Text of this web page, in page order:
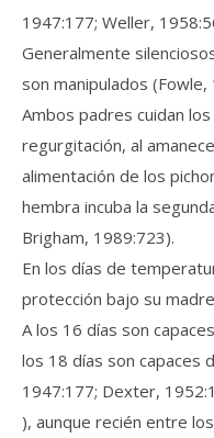
1947:177; Weller,
Generalmente
son manipulados (Fowle,
Ambos padres cuidan
regurgitación, al
alimentación de los
hembra incuba la
Brigham, 1989:723).
En los días de
protección bajo su
A los 16 días son
los 18 días son capaces
1947:177; Dexter,
), aunque recién entre